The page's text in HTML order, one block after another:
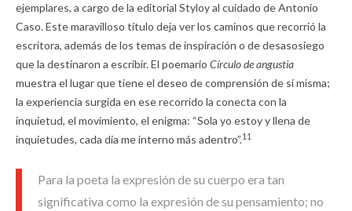
ejemplares, a cargo de la editorial Styloy al cuidado de Antonio
Caso. Este maravilloso título deja ver los caminos que recorrió la
escritora, además de los temas de inspiración o de desasosiego
que la destinaron a escribir. El poemario Círculo de angustia
muestra el lugar que tiene el deseo de comprensión de sí misma;
la experiencia surgida en ese recorrido la conecta con la
inquietud, el movimiento, el enigma: “Sola yo estoy y llena de
inquietudes, cada día me interno más adentro”.11
Para la poeta la expresión de su cuerpo era tan
significativa como la expresión de su pensamiento; no